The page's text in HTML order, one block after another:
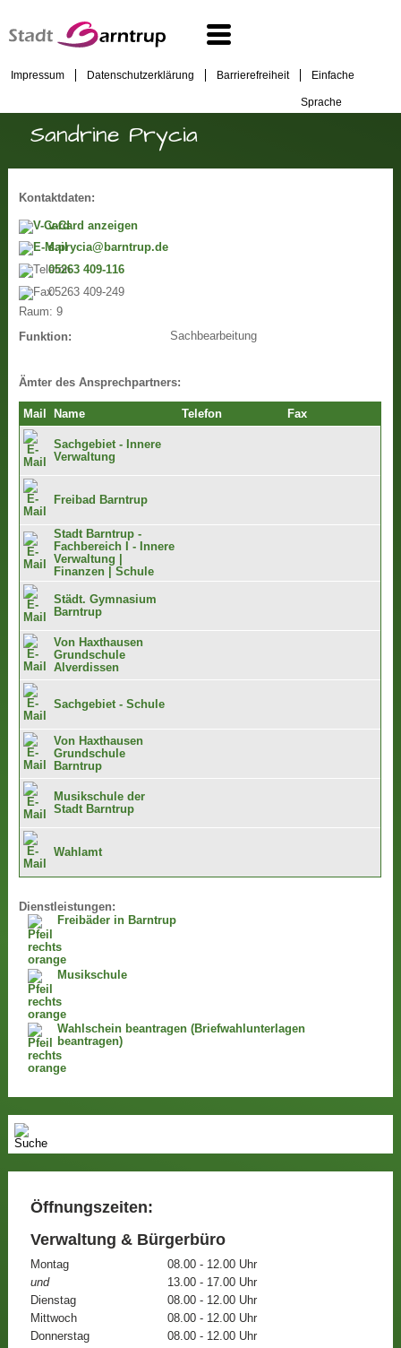
Impressum Datenschutzerklärung Barrierefreiheit Einfache
Sprache
Sandrine Prycia
Kontaktdaten:
v-Card anzeigen
s.prycia@barntrup.de
05263 409-116
05263 409-249
Raum:9
Funktion:
Sachbearbeitung
Ämter des Ansprechpartners:
Mail Name Telefon Fax
Sachgebiet - Innere
Verwaltung
Freibad Barntrup
Stadt Barntrup -
Fachbereich I - Innere
Verwaltung |
Finanzen | Schule
Städt. Gymnasium
Barntrup
Von Haxthausen
Grundschule
Alverdissen
Sachgebiet - Schule
Von Haxthausen
Grundschule
Barntrup
Musikschule der
Stadt Barntrup
Wahlamt
Dienstleistungen:
Freibäder in Barntrup
Musikschule
Wahlschein beantragen (Briefwahlunterlagen
beantragen)
Öffnungszeiten:
Verwaltung & Bürgerbüro
Montag
08.00 - 12.00 Uhr
und
13.00 - 17.00 Uhr
Dienstag
08.00 - 12.00 Uhr
Mittwoch
08.00 - 12.00 Uhr
Donnerstag
08.00 - 12.00 Uhr